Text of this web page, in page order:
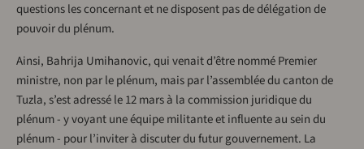
questions les concernant et ne disposent pas de délégation de
pouvoir du plénum.
Ainsi, Bahrija Umihanovic, qui venait d’être nommé Premier
ministre, non par le plénum, mais par l’assemblée du canton de
Tuzla, s’est adressé le 12 mars à la commission juridique du
plénum - y voyant une équipe militante et influente au sein du
plénum - pour l’inviter à discuter du futur gouvernement. La